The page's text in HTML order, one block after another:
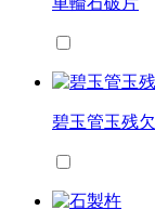
碧玉管玉残欠